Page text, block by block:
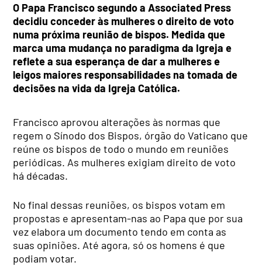
O Papa Francisco segundo a Associated Press
decidiu conceder às mulheres o direito de voto
numa próxima reunião de bispos. Medida que
marca uma mudança no paradigma da Igreja e
reflete a sua esperança de dar a mulheres e
leigos maiores responsabilidades na tomada de
decisões na vida da Igreja Católica.
Francisco aprovou alterações às normas que
regem o Sínodo dos Bispos, órgão do Vaticano que
reúne os bispos de todo o mundo em reuniões
periódicas. As mulheres exigiam direito de voto
há décadas.
No final dessas reuniões, os bispos votam em
propostas e apresentam-nas ao Papa que por sua
vez elabora um documento tendo em conta as
suas opiniões. Até agora, só os homens é que
podiam votar.